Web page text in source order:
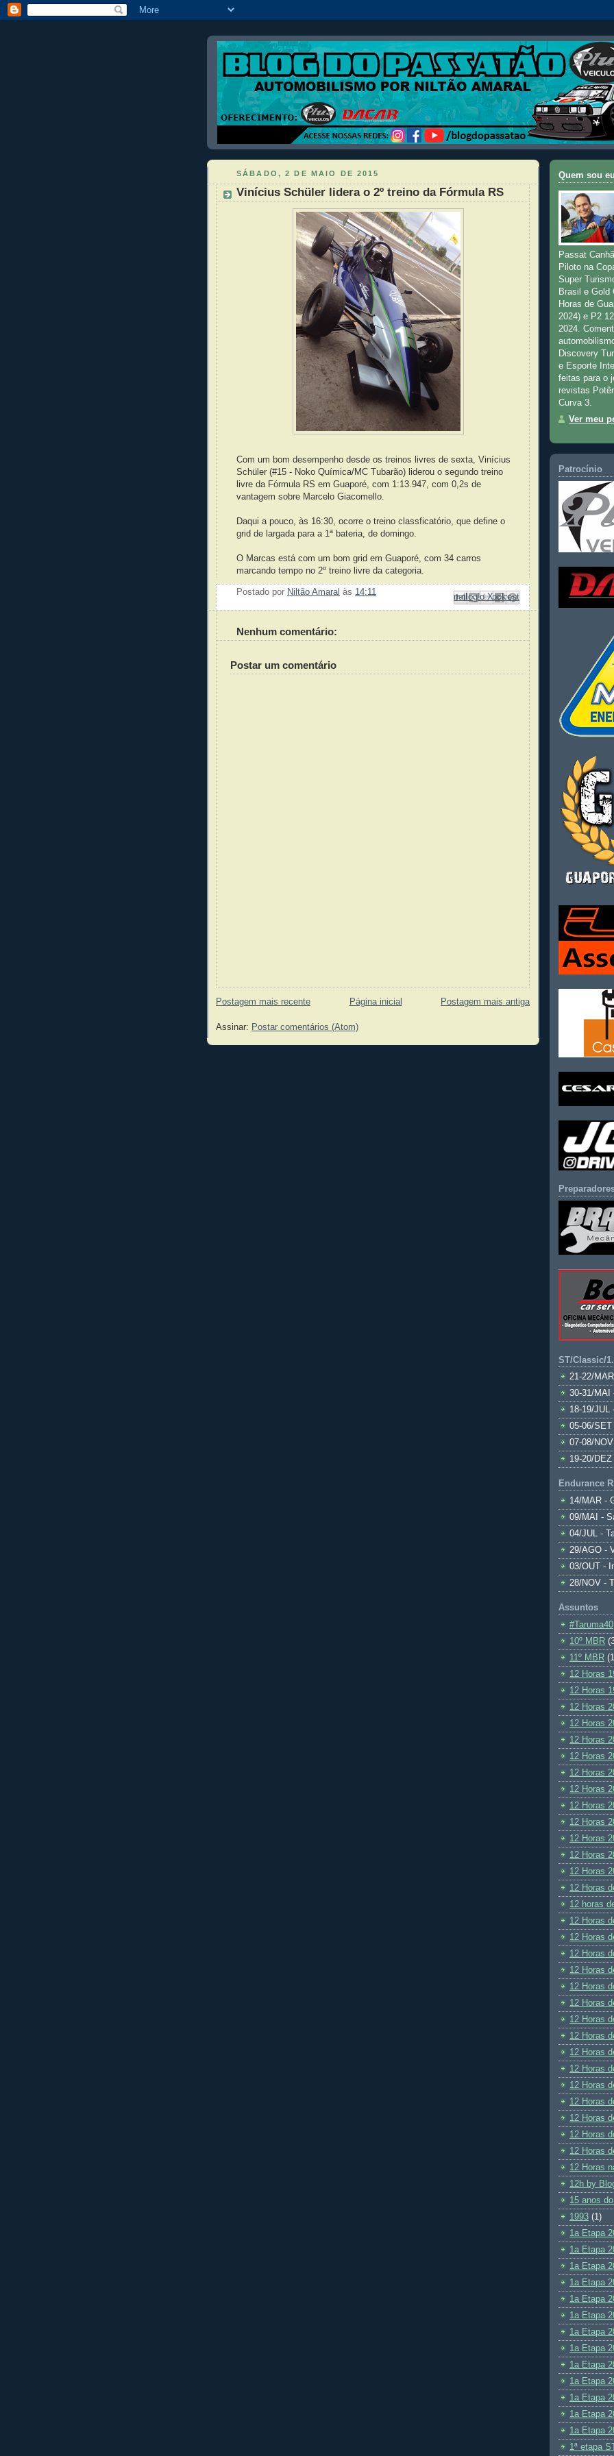
SÁBADO, 2 DE MAIO DE 2015
Vinícius Schüler lidera o 2º treino da Fórmula RS
Com um bom desempenho desde os treinos livres de sexta, Vinícius
Schüler (#15 - Noko Química/MC Tubarão) liderou o segundo treino
livre da Fórmula RS em Guaporé, com 1:13.947, com 0,2s de
vantagem sobre Marcelo Giacomello.
Daqui a pouco, às 16:30, ocorre o treino classficatório, que define o
grid de largada para a 1ª bateria, de domingo.
O Marcas está com um bom grid em Guaporé, com 34 carros
marcando tempo no 2º treino livre da categoria.
Postado por Niltão Amaral às 14:11 Enviar por e-mail
Postar no blog!
Compartilhar no X
Compartilhar no Facebook
Compartilhar com o Pinterest
Nenhum comentário:
Postar um comentário
Postagem mais recente Postagem mais antiga
Página inicial
Assinar: Postar comentários (Atom)
Quem sou
Passat
Piloto na
Super
Brasil e
Horas de
2024) e P2
2024.
Discovery
e Esporte
feitas para o
revistas
Curva 3.
Ver meu
Patrocínio
ST/Classic/
21-22/
30-31/MAI
18-19/JUL
05-06/
07-08/
19-20/
Endurance
14/MAR -
09/MAI -
04/JUL -
29/AGO -
03/OUT -
28/NOV -
Assuntos
#Taruma40
10º MBR
11º MBR
12 Horas
12 Horas
12 Horas
12 Horas
12 Horas
12 Horas
12 Horas
12 Horas
12 Horas
12 Horas
12 Horas
12 Horas
12 Horas
12 Horas
12 horas
12 Horas
12 Horas
12 Horas
12 Horas
12 Horas
12 Horas
12 Horas
12 Horas
12 Horas
12 Horas
12 Horas
12 Horas
12 Horas
12 Horas
12 Horas
12 Horas
12h by
15 anos
1993 (1)
1a Etapa
1a Etapa
1a Etapa
1a Etapa
1a Etapa
1a Etapa
1a Etapa
1a Etapa
1a Etapa
1a Etapa
1a Etapa
1a Etapa
1a Etapa
1ª etapa